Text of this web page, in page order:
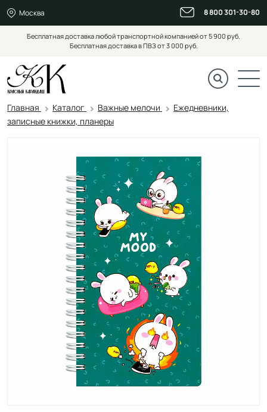
Москва 8 800 301-30-80
Бесплатная доставка любой транспортной компанией от 5 900 руб.
Бесплатная доставка в ПВЗ от 3 000 руб.
Главная Каталог Важные мелочи
Ежедневники,
записные книжки, планеры